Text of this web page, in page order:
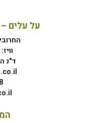
על עלים
החרובים 8, מושב
ד"נ